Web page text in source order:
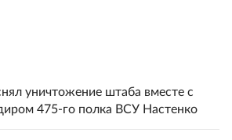
уничтожение штаба вместе с
475-го полка ВСУ Настенко